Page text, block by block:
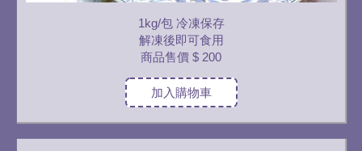
1kg/包 冷凍保存
解凍後即可食用
商品售價 $ 200
加入購物車